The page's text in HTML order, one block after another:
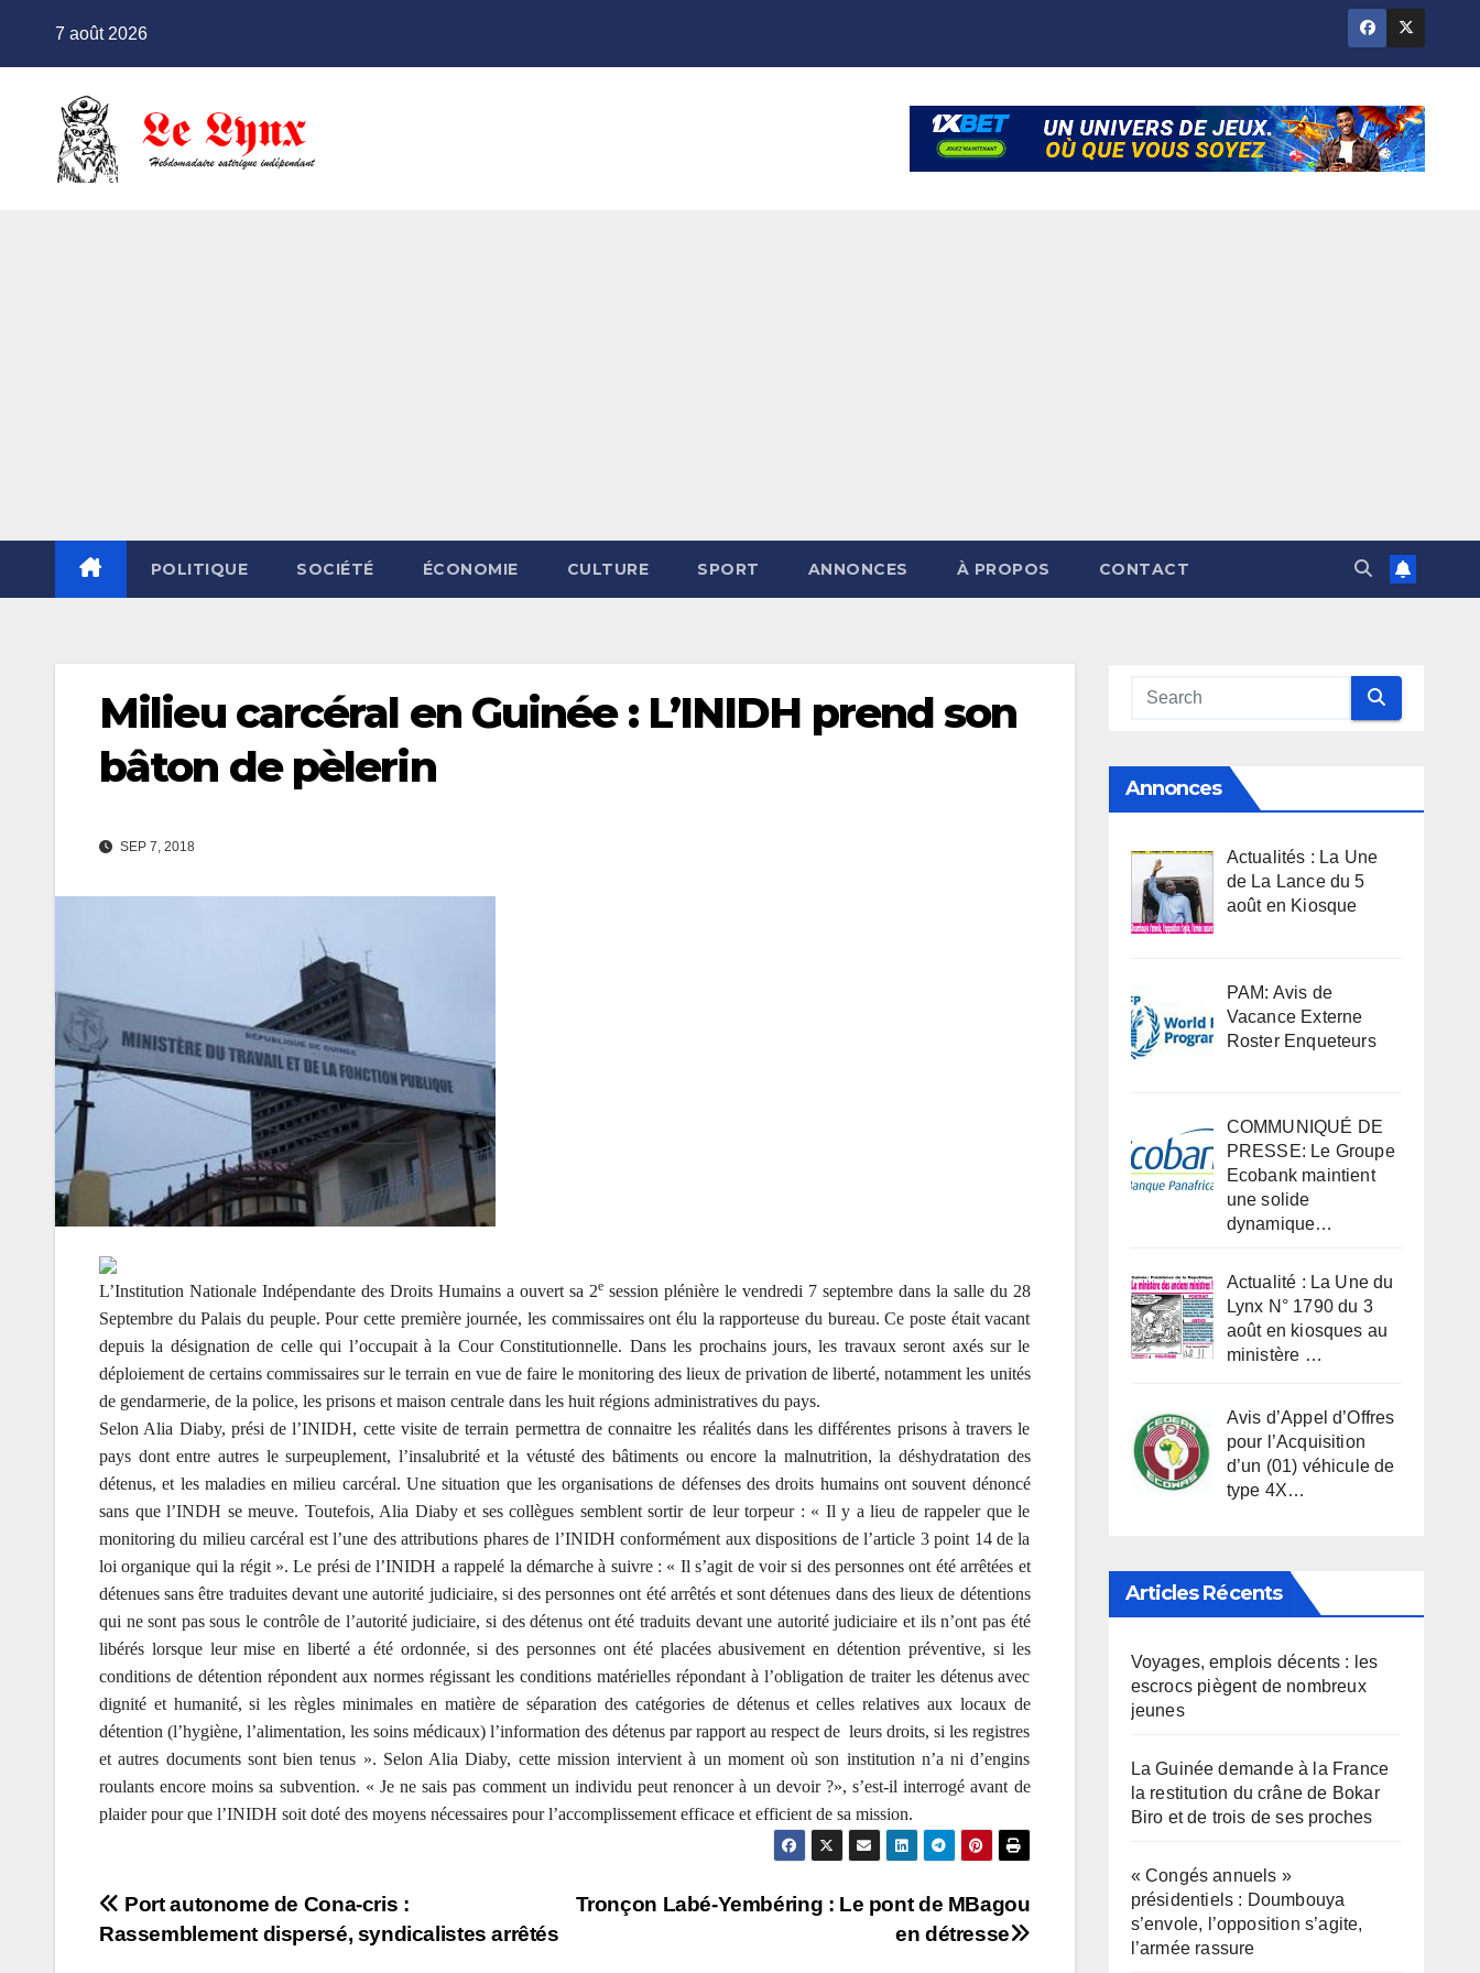
7 août 2026
POLITIQUE SOCIÉTÉ ÉCONOMIE CULTURE SPORT ANNONCES À PROPOS CONTACT
Milieu carcéral en Guinée : L’INIDH prend son
bâton de pèlerin
SEP 7, 2018
L’Institution Nationale Indépendante des Droits Humains a ouvert sa 2esession plénière le vendredi 7 septembre dans la salle du 28
Septembre du Palais du peuple. Pour cette première journée, les commissaires ont élu la rapporteuse du bureau. Ce poste était vacant
depuis la désignation de celle qui l’occupait à la Cour Constitutionnelle. Dans les prochains jours, les travaux seront axés sur le
déploiement de certains commissaires sur le terrain en vue de faire le monitoring des lieux de privation de liberté, notamment les unités
de gendarmerie, de la police, les prisons et maison centrale dans les huit régions administratives du pays.
Selon Alia Diaby, prési de l’INIDH, cette visite de terrain permettra de connaitre les réalités dans les différentes prisons à travers le
pays dont entre autres le surpeuplement, l’insalubrité et la vétusté des bâtiments ou encore la malnutrition, la déshydratation des
détenus, et les maladies en milieu carcéral. Une situation que les organisations de défenses des droits humains ont souvent dénoncé
sans que l’INDH se meuve. Toutefois, Alia Diaby et ses collègues semblent sortir de leur torpeur : « Il y a lieu de rappeler que le
monitoring du milieu carcéral est l’une des attributions phares de l’INIDH conformément aux dispositions de l’article 3 point 14 de la
loi organique qui la régit ». Le prési de l’INIDH a rappelé la démarche à suivre : « Il s’agit de voir si des personnes ont été arrêtées et
détenues sans être traduites devant une autorité judiciaire, si des personnes ont été arrêtés et sont détenues dans des lieux de détentions
qui ne sont pas sous le contrôle de l’autorité judiciaire, si des détenus ont été traduits devant une autorité judiciaire et ils n’ont pas été
libérés lorsque leur mise en liberté a été ordonnée, si des personnes ont été placées abusivement en détention préventive, si les
conditions de détention répondent aux normes régissant les conditions matérielles répondant à l’obligation de traiter les détenus avec
dignité et humanité, si les règles minimales en matière de séparation des catégories de détenus et celles relatives aux locaux de
détention (l’hygiène, l’alimentation, les soins médicaux) l’information des détenus par rapport au respect de leurs droits, si les registres
et autres documents sont bien tenus ». Selon Alia Diaby, cette mission intervient à un moment où son institution n’a ni d’engins
roulants encore moins sa subvention. « Je ne sais pas comment un individu peut renoncer à un devoir ?», s’est-il interrogé avant de
plaider pour que l’INIDH soit doté des moyens nécessaires pour l’accomplissement efficace et efficient de sa mission.
Navigation
Tronçon Labé-Yembéring : Le pont de MBagou
en détresse
Port autonome de Cona-cris :
Rassemblement dispersé, syndicalistes arrêtés
Annonces
Actualités : La Une
de La Lance du 5
août en Kiosque
PAM: Avis de
Vacance Externe
Roster Enqueteurs
COMMUNIQUÉ DE
PRESSE: Le Groupe
Ecobank maintient
une solide
dynamique…
Actualité : La Une du
Lynx N° 1790 du 3
août en kiosques au
ministère …
Avis d’Appel d’Offres
pour l’Acquisition
d’un (01) véhicule de
type 4X…
Articles Récents
Voyages, emplois décents : les
escrocs piègent de nombreux
jeunes
La Guinée demande à la France
la restitution du crâne de Bokar
Biro et de trois de ses proches
« Congés annuels »
présidentiels : Doumbouya
s’envole, l’opposition s’agite,
l’armée rassure